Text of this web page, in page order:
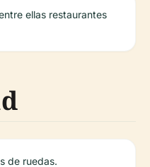
ellas restaurantes
de ruedas.